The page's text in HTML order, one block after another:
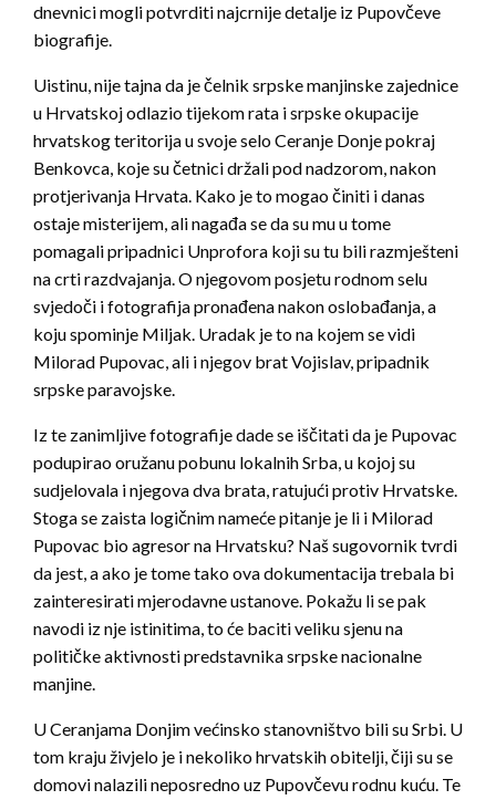
dnevnici mogli potvrditi najcrnije detalje iz Pupovčeve
biografije.
Uistinu, nije tajna da je čelnik srpske manjinske zajednice
u Hrvatskoj odlazio tijekom rata i srpske okupacije
hrvatskog teritorija u svoje selo Ceranje Donje pokraj
Benkovca, koje su četnici držali pod nadzorom, nakon
protjerivanja Hrvata. Kako je to mogao činiti i danas
ostaje misterijem, ali nagađa se da su mu u tome
pomagali pripadnici Unprofora koji su tu bili razmješteni
na crti razdvajanja. O njegovom posjetu rodnom selu
svjedoči i fotografija pronađena nakon oslobađanja, a
koju spominje Miljak. Uradak je to na kojem se vidi
Milorad Pupovac, ali i njegov brat Vojislav, pripadnik
srpske paravojske.
Iz te zanimljive fotografije dade se iščitati da je Pupovac
podupirao oružanu pobunu lokalnih Srba, u kojoj su
sudjelovala i njegova dva brata, ratujući protiv Hrvatske.
Stoga se zaista logičnim nameće pitanje je li i Milorad
Pupovac bio agresor na Hrvatsku? Naš sugovornik tvrdi
da jest, a ako je tome tako ova dokumentacija trebala bi
zainteresirati mjerodavne ustanove. Pokažu li se pak
navodi iz nje istinitima, to će baciti veliku sjenu na
političke aktivnosti predstavnika srpske nacionalne
manjine.
U Ceranjama Donjim većinsko stanovništvo bili su Srbi. U
tom kraju živjelo je i nekoliko hrvatskih obitelji, čiji su se
domovi nalazili neposredno uz Pupovčevu rodnu kuću. Te